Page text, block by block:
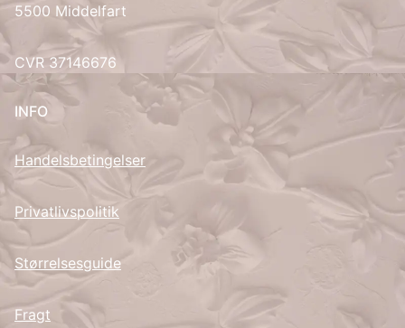
5500 Middelfart
CVR 37146676
INFO
Handelsbetingelser
Privatlivspolitik
Størrelsesguide
Fragt